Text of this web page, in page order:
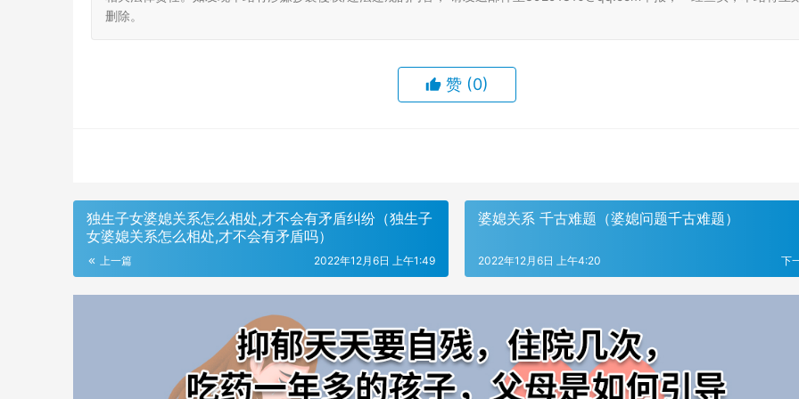
删除。
赞 (0)
独生子女婆媳关系怎么相处,才不会有矛盾纠纷（独生子
女婆媳关系怎么相处,才不会有矛盾吗）
上一篇 2022年12月6日 上午1:49
婆媳关系 千古难题（婆媳问题千古难题）
下
2022年12月6日 上午4:20